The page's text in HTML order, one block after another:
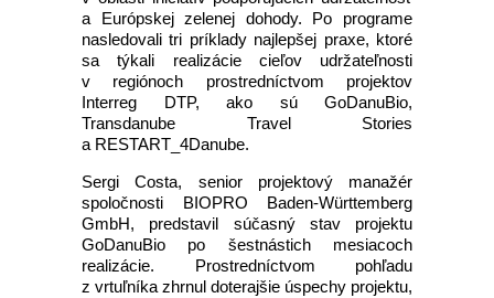
a Európskej zelenej dohody. Po programe
nasledovali tri príklady najlepšej praxe, ktoré
sa týkali realizácie cieľov udržateľnosti
v regiónoch prostredníctvom projektov
Interreg DTP, ako sú GoDanuBio,
Transdanube Travel Stories
a RESTART_4Danube.
Sergi Costa, senior projektový manažér
spoločnosti BIOPRO Baden-Württemberg
GmbH, predstavil súčasný stav projektu
GoDanuBio po šestnástich mesiacoch
realizácie. Prostredníctvom pohľadu
z vrtuľníka zhrnul doterajšie úspechy projektu,